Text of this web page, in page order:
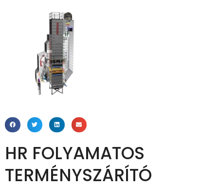
HR FOLYAMATOS
TERMÉNYSZÁRÍTÓ